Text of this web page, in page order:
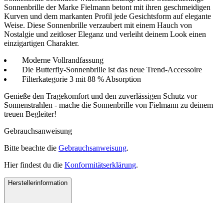
Sonnenbrille der Marke Fielmann betont mit ihren geschmeidigen
Kurven und dem markanten Profil jede Gesichtsform auf elegante
Weise. Diese Sonnenbrille verzaubert mit einem Hauch von
Nostalgie und zeitloser Eleganz und verleiht deinem Look einen
einzigartigen Charakter.
Moderne Vollrandfassung
Die Butterfly-Sonnenbrille ist das neue Trend-Accessoire
Filterkategorie 3 mit 88 % Absorption
Genieße den Tragekomfort und den zuverlässigen Schutz vor
Sonnenstrahlen - mache die Sonnenbrille von Fielmann zu deinem
treuen Begleiter!
Gebrauchsanweisung
Bitte beachte die Gebrauchsanweisung.
Hier findest du die Konformitätserklärung.
Herstellerinformation